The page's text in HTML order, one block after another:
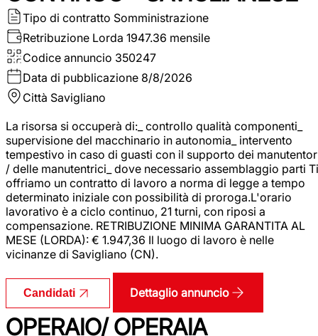
Tipo di contratto Somministrazione
Retribuzione Lorda 1947.36 mensile
Codice annuncio 350247
Data di pubblicazione 8/8/2026
Città Savigliano
La risorsa si occuperà di:_ controllo qualità componenti_
supervisione del macchinario in autonomia_ intervento
tempestivo in caso di guasti con il supporto dei
/ delle manutentrici_ dove necessario assemblaggio parti Ti
offriamo un contratto di lavoro a norma di legge a tempo
determinato iniziale con possibilità di proroga.L'orario
lavorativo è a ciclo continuo, 21 turni, con riposi a
compensazione. RETRIBUZIONE MINIMA GARANTITA AL
MESE (LORDA): € 1.947,36 Il luogo di lavoro è nelle
vicinanze di Savigliano (CN).
Candidati Dettaglio annuncio
OPERAIO/ OPERAIA